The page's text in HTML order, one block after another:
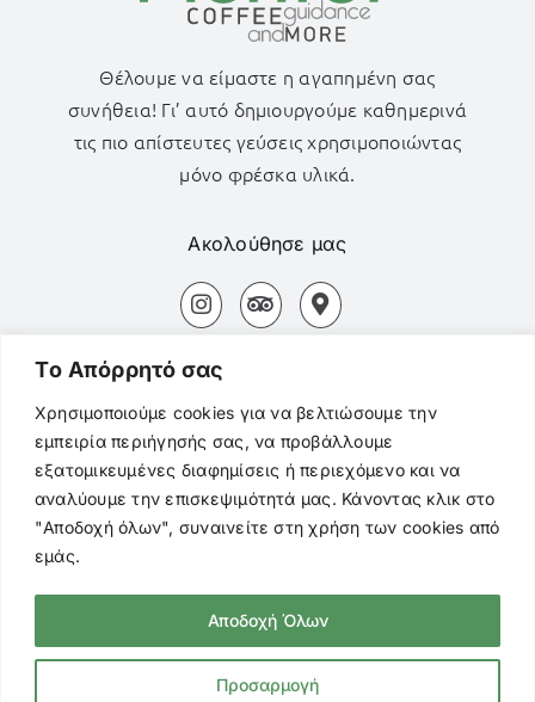
Tο Aπόρρητό σας
Χρησιμοποιούμε cookies για να βελτιώσουμε την
εμπειρία περιήγησής σας, να προβάλλουμε
εξατομικευμένες διαφημίσεις ή περιεχόμενο και να
αναλύουμε την επισκεψιμότητά μας. Κάνοντας κλικ στο
"Αποδοχή όλων", συναινείτε στη χρήση των cookies από
εμάς.
Προσαρμογή
Αποδοχή Όλων
Θέλουμε να είμαστε η αγαπημένη σας
συνήθεια! Γι’ αυτό δημιουργούμε καθημερινά
τις πιο απίστευτες γεύσεις χρησιμοποιώντας
μόνο φρέσκα υλικά.
Ακολούθησε μας
Αδάμας Μήλος Τ.Κ. 84800
+30694 827 3154
+3022870 22494
mentor.adamas@gmail.com
© Copyright2026 Mentor Cafe. All Rights
Reserved |Πολιτική Προστασίας